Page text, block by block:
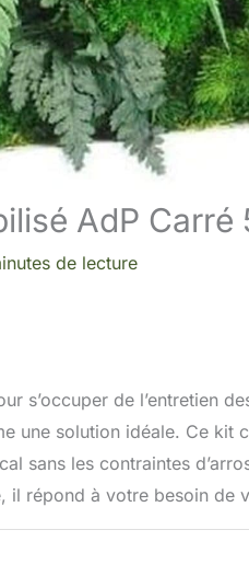
AdP
de lecture
s’occuper de l’entretien
une solution idéale. Ce kit
sans les contraintes
il répond à votre besoin de